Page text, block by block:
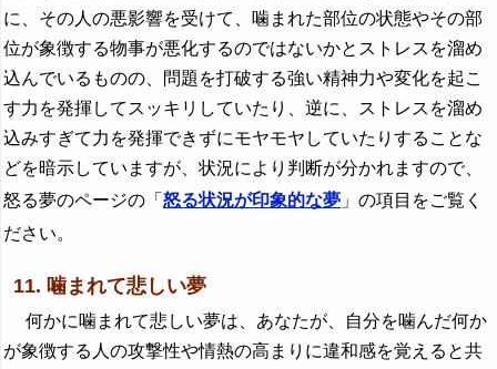
に、その人の悪影響を受けて、噛まれた部位の状態やその部
位が象徴する物事が悪化するのではないかとストレスを溜め
込んでいるものの、問題を打破する強い精神力や変化を起こ
す力を発揮してスッキリしていたり、逆に、ストレスを溜め
込みすぎて力を発揮できずにモヤモヤしていたりすることな
どを暗示していますが、状況により判断が分かれますので、
怒る夢のページの「 怒る状況が印象的な夢 」の項目をご覧く
ださい。
11. 噛まれて悲しい夢
何かに噛まれて悲しい夢は、あなたが、自分を噛んだ何か
が象徴する人の攻撃性や情熱の高まりに違和感を覚えると共